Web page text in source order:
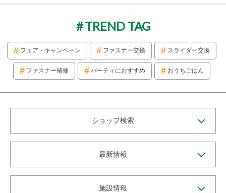
TREND TAG
フェア・キャンペーン ファスナー交換 スライダー交換
ファスナー補修 パーティにおすすめ おうちごはん
ショップ検索
最新情報
施設情報